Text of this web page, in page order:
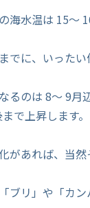
海水温は 15～
でに、いったい
るのは 8～ 9月
で上昇します
があれば、当
ブリ」や「カ